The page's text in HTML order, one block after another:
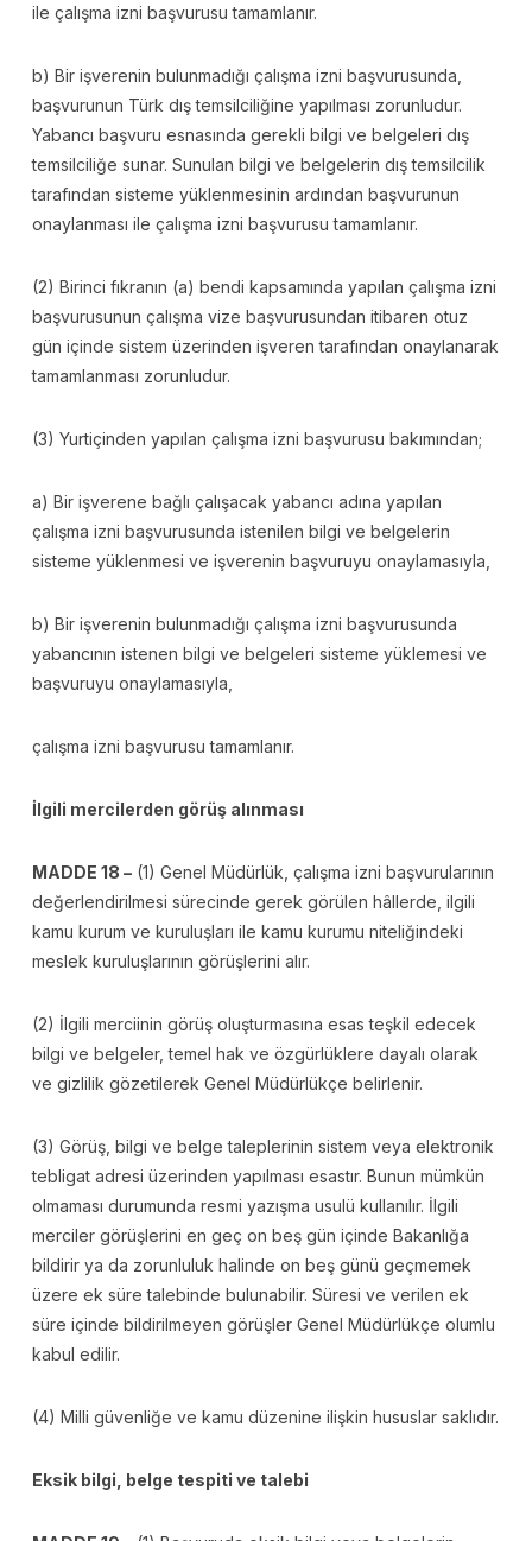
ile çalışma izni başvurusu tamamlanır.
b) Bir işverenin bulunmadığı çalışma izni başvurusunda,
başvurunun Türk dış temsilciliğine yapılması zorunludur.
Yabancı başvuru esnasında gerekli bilgi ve belgeleri dış
temsilciliğe sunar. Sunulan bilgi ve belgelerin dış temsilcilik
tarafından sisteme yüklenmesinin ardından başvurunun
onaylanması ile çalışma izni başvurusu tamamlanır.
(2) Birinci fıkranın (a) bendi kapsamında yapılan çalışma izni
başvurusunun çalışma vize başvurusundan itibaren otuz
gün içinde sistem üzerinden işveren tarafından onaylanarak
tamamlanması zorunludur.
(3) Yurtiçinden yapılan çalışma izni başvurusu bakımından;
a) Bir işverene bağlı çalışacak yabancı adına yapılan
çalışma izni başvurusunda istenilen bilgi ve belgelerin
sisteme yüklenmesi ve işverenin başvuruyu onaylamasıyla,
b) Bir işverenin bulunmadığı çalışma izni başvurusunda
yabancının istenen bilgi ve belgeleri sisteme yüklemesi ve
başvuruyu onaylamasıyla,
çalışma izni başvurusu tamamlanır.
İlgili mercilerden görüş alınması
MADDE 18 –(1) Genel Müdürlük, çalışma izni başvurularının
değerlendirilmesi sürecinde gerek görülen hâllerde, ilgili
kamu kurum ve kuruluşları ile kamu kurumu niteliğindeki
meslek kuruluşlarının görüşlerini alır.
(2) İlgili merciinin görüş oluşturmasına esas teşkil edecek
bilgi ve belgeler, temel hak ve özgürlüklere dayalı olarak
ve gizlilik gözetilerek Genel Müdürlükçe belirlenir.
(3) Görüş, bilgi ve belge taleplerinin sistem veya elektronik
tebligat adresi üzerinden yapılması esastır. Bunun mümkün
olmaması durumunda resmi yazışma usulü kullanılır. İlgili
merciler görüşlerini en geç on beş gün içinde Bakanlığa
bildirir ya da zorunluluk halinde on beş günü geçmemek
üzere ek süre talebinde bulunabilir. Süresi ve verilen ek
süre içinde bildirilmeyen görüşler Genel Müdürlükçe olumlu
kabul edilir.
(4) Milli güvenliğe ve kamu düzenine ilişkin hususlar saklıdır.
Eksik bilgi, belge tespiti ve talebi